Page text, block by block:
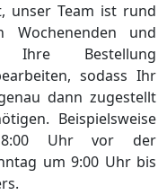
unser Team ist rund
und
Ihre Bestellung
sodass Ihr
dann zugestellt
Beispielsweise
8:00 Uhr vor der
um 9:00 Uhr bis